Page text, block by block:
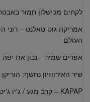
לקחים מכישלון חמור
העולם
אפרים שמיר – נכון את
שיר האירווזיון נחשף:
KAPAP – קרב מגע / ג'יו ג'יטסו ישראלי